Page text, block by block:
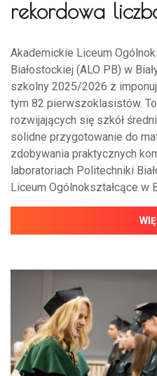
rekordowa
Akademickie Liceum
Białostockiej (ALO PB) w
szkolny 2025/2026 z
tym 82 pierwszoklasistów.
rozwijających się szkół
solidne przygotowanie do
zdobywania praktycznych
laboratoriach Politechniki
Liceum Ogólnokształcące w